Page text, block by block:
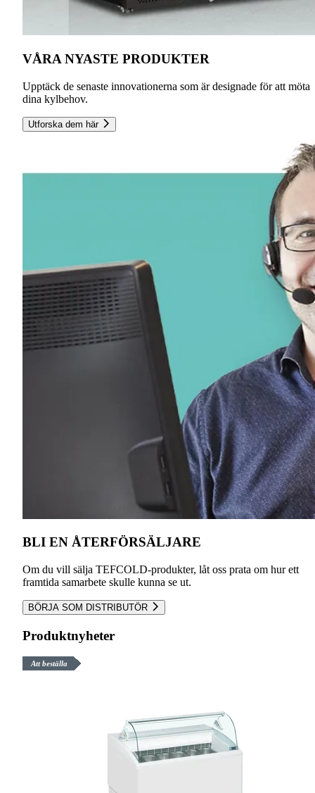
VÅRA NYASTE PRODUKTER
Upptäck de senaste innovationerna som är designade för att möta
dina kylbehov.
Utforska dem här
BLI EN ÅTERFÖRSÄLJARE
Om du vill sälja TEFCOLD-produkter, låt oss prata om hur ett
framtida samarbete skulle kunna se ut.
BÖRJA SOM DISTRIBUTÖR
Produktnyheter
Att beställa